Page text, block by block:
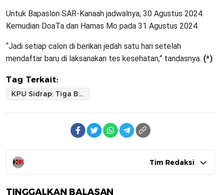
Untuk Bapaslon SAR-Kanaah jadwalnya, 30 Agustus 2024.
Kemudian DoaTa dan Hamas Mo pada 31 Agustus 2024.
“Jadi setiap calon di berikan jedah satu hari setelah
mendaftar baru di laksanakan tes kesehatan,” tandasnya. (*)
Tag Terkait:
KPU Sidrap: Tiga Bapaslon Bupati dan Wakil Bupati Sidrap Jalani Tes Kesehatan
Tim Redaksi
TINGGALKAN BALASAN